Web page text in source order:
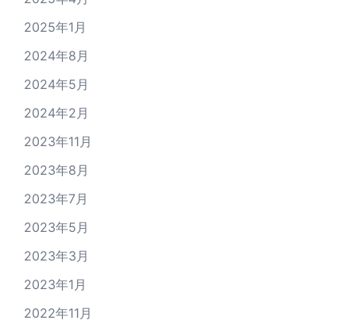
2025年1月
2024年8月
2024年5月
2024年2月
2023年11月
2023年8月
2023年7月
2023年5月
2023年3月
2023年1月
2022年11月